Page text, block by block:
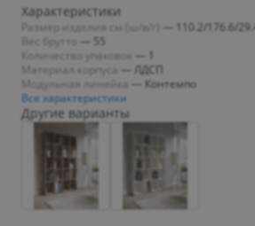
Характеристики
Размер изделия см (ш/в/г) — 110.2/176.6/
— 55
Количество упаковок — 1
Материал корпуса
— ЛДСП
Модульная линейка
— Контемпо
Все характеристики
Другие варианты